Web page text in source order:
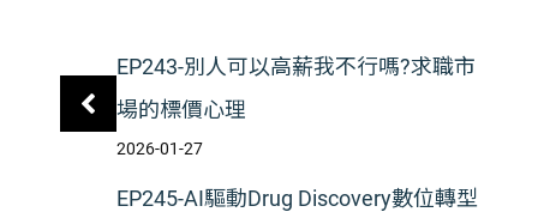
EP243-別人可以高薪我不行嗎?求職市
場的標價心理
2026-01-27
EP245-AI驅動Drug Discovery數位轉型